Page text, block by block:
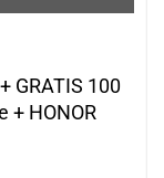
GRATIS 100
+ HONOR